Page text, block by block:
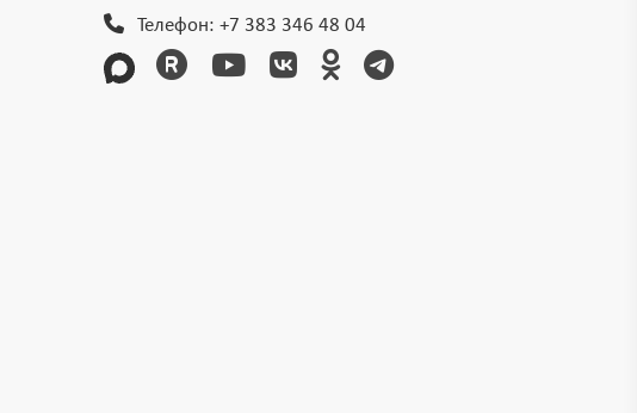
Телефон: +7 383 346 48 04